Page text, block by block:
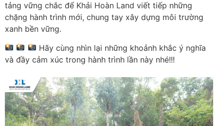
tảng vững chắc để Khải Hoàn Land viết tiếp những
chặng hành trình mới, chung tay xây dựng môi trường
xanh bền vững.
Hãy cùng nhìn lại những khoảnh khắc ý nghĩa
và đầy cảm xúc trong hành trình lần này nhé!!!